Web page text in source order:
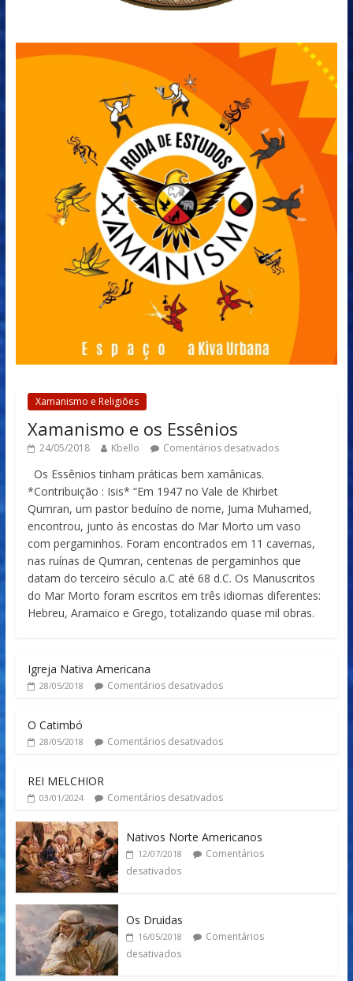
Xamanismo e Religiões
Xamanismo e os Essênios
24/05/2018 Kbello Comentários desativados
Os Essênios tinham práticas bem xamânicas.
*Contribuição : Isis* “Em 1947 no Vale de Khirbet
Qumran, um pastor beduíno de nome, Juma Muhamed,
encontrou, junto às encostas do Mar Morto um vaso
com pergaminhos. Foram encontrados em 11 cavernas,
nas ruínas de Qumran, centenas de pergaminhos que
datam do terceiro século a.C até 68 d.C. Os Manuscritos
do Mar Morto foram escritos em três idiomas diferentes:
Hebreu, Aramaico e Grego, totalizando quase mil obras.
Igreja Nativa Americana
28/05/2018 Comentários desativados
O Catimbó
28/05/2018 Comentários desativados
REI MELCHIOR
03/01/2024 Comentários desativados
Nativos Norte Americanos
12/07/2018
Comentários
desativados
Os Druidas
16/05/2018
Comentários
desativados